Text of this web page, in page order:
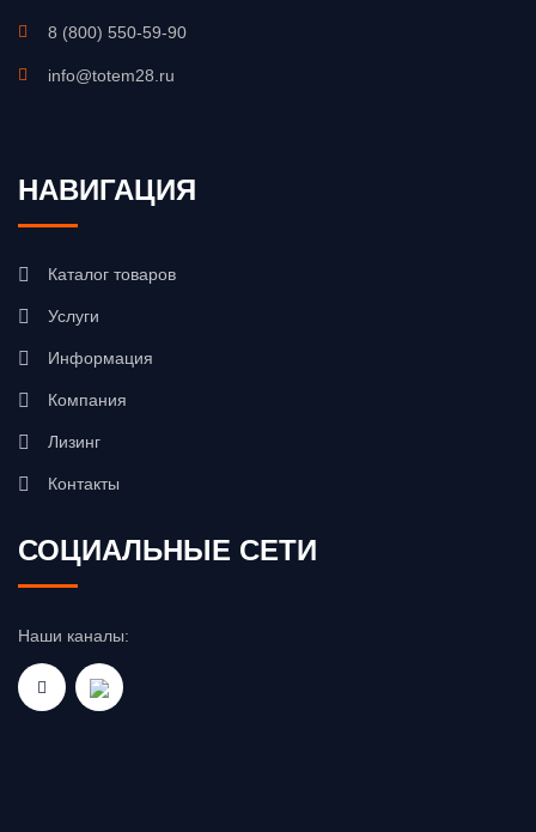
8 (800) 550-59-90
info@totem28.ru
НАВИГАЦИЯ
Каталог товаров
Услуги
Информация
Компания
Лизинг
Контакты
СОЦИАЛЬНЫЕ СЕТИ
Наши каналы: